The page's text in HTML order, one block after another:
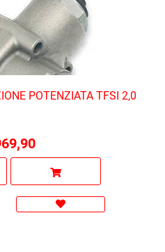
POTENZIATA TFSI 2,0